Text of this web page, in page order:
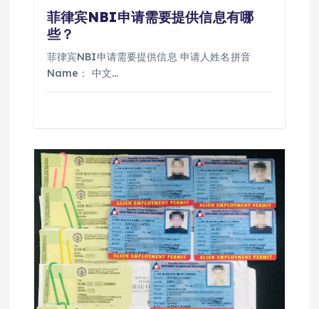
菲律宾NBI申请需要提供信息有哪
些？
菲律宾NBI申请需要提供信息 申请人姓名拼音
Name： 中文…